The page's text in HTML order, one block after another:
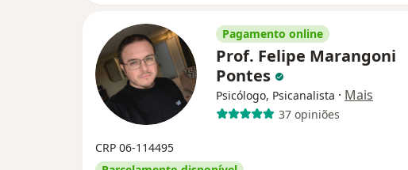
Pagamento online
Prof. Felipe Marangoni
Pontes
Psicólogo, Psicanalista · Mais
37 opiniões
CRP 06-114495